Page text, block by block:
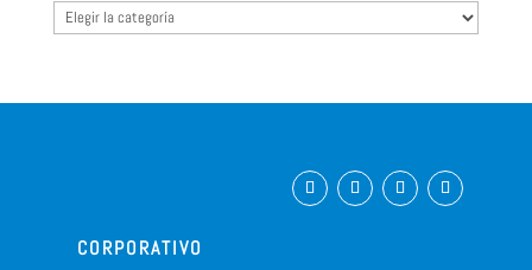
Categorias
CORPORATIVO